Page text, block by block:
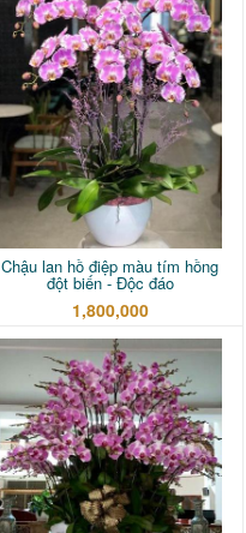
Chậu lan hồ điệp màu tím hồng
đột biến - Độc đáo
1,800,000